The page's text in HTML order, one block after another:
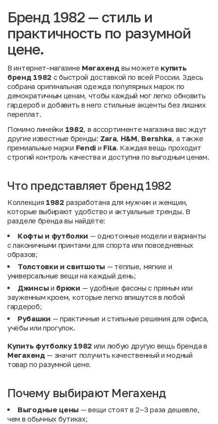
Бренд 1982 — стиль и
практичность по разумной
цене.
В интернет-магазине Мегахенд вы можете купить
бренд 1982 с быстрой доставкой по всей России. Здесь
собрана оригинальная одежда популярных марок по
демократичным ценам, чтобы каждый мог легко обновить
гардероб и добавить в него стильные акценты без лишних
переплат.
Помимо линейки 1982 , в ассортименте магазина вас ждут
другие известные бренды: Zara, H&M Bershka , а также
премиальные марки Fendi и Fila . Каждая вещь проходит
строгий контроль качества и доступна по выгодным ценам.
Что представляет бренд 1982
Коллекция 1982 разработана для мужчин и женщин,
которые выбирают удобство и актуальные тренды. В
разделе бренда вы найдёте:
Кофты и футболки — однотонные модели и варианты
с лаконичными принтами для спорта или повседневных
образов;
Толстовки и свитшоты — тёплые, мягкие и
универсальные вещи на каждый день;
Джинсы и брюки — удобные фасоны с прямым или
зауженным кроем, которые легко впишутся в любой
гардероб;
Рубашки — практичные и стильные решения для офиса,
учёбы или прогулок.
Купить футболку 1982 или любую другую вещь бренда в
Мегахенд — значит получить качественный и модный
товар по разумной цене.
Почему выбирают Мегахенд
Выгодные цены — вещи стоят в 2–3 раза дешевле,
чем в обычных бутиках;